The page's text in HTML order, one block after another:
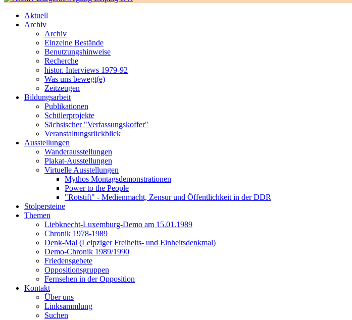
Aktuell
Archiv
Archiv
Einzelne Bestände
Benutzungshinweise
Recherche
histor. Interviews 1979-92
Was uns bewegt(e)
Zeitzeugen
Bildungsarbeit
Publikationen
Schülerprojekte
Sächsischer "Verfassungskoffer"
Veranstaltungsrückblick
Ausstellungen
Wanderausstellungen
Plakat-Ausstellungen
Virtuelle Ausstellungen
Mythos Montagsdemonstrationen
Power to the People
"Rotstift" - Medienmacht, Zensur und Öffentlichkeit in der DDR
Stolpersteine
Themen
Liebknecht-Luxemburg-Demo am 15.01.1989
Chronik 1978-1989
Denk-Mal (Leipziger Freiheits- und Einheitsdenkmal)
Demo-Chronik 1989/1990
Friedensgebete
Oppositionsgruppen
Fernsehen in der Opposition
Kontakt
Über uns
Linksammlung
Suchen